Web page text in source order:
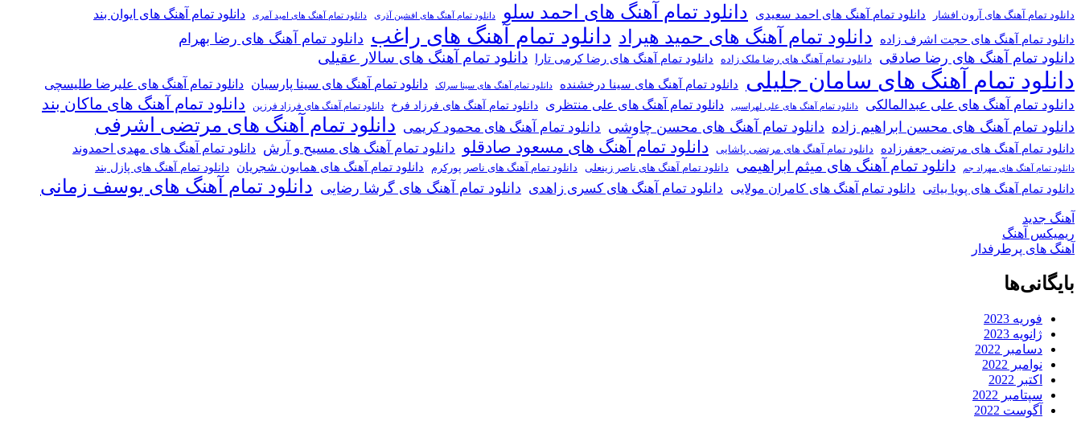
دانلود تمام آهنگ های آرون افشار دانلود تمام آهنگ های احمد سعیدی دانلود تمام آهنگ های احمد سلو دانلود تمام آهنگ های افشین آذری دانلود تمام آهنگ های امید آمری دانلود تمام آهنگ های ایوان بند
دانلود تمام آهنگ های حجت اشرف زاده دانلود تمام آهنگ های حمید هیراد دانلود تمام آهنگ های راغب دانلود تمام آهنگ های رضا بهرام
دانلود تمام آهنگ های رضا صادقی
دانلود تمام آهنگ های رضا ملک زاده دانلود تمام آهنگ های رضا کرمی تارا دانلود تمام آهنگ های سالار عقیلی
دانلود تمام آهنگ های سامان جلیلی دانلود تمام آهنگ های سینا درخشنده دانلود تمام آهنگ های سینا سرلک دانلود تمام آهنگ های سینا پارسیان دانلود تمام آهنگ های علیرضا طلیسچی
دانلود تمام آهنگ های علی عبدالمالکی دانلود تمام آهنگ های علی لهراسبی دانلود تمام آهنگ های علی منتظری دانلود تمام آهنگ های فرزاد فرخ دانلود تمام آهنگ های فرزاد فرزین دانلود تمام آهنگ های ماکان بند
دانلود تمام آهنگ های محسن ابراهیم زاده دانلود تمام آهنگ های محسن چاوشی دانلود تمام آهنگ های محمود کریمی دانلود تمام آهنگ های مرتضی اشرفی
دانلود تمام آهنگ های مرتضی جعفرزاده دانلود تمام آهنگ های مرتضی پاشایی دانلود تمام آهنگ های مسعود صادقلو دانلود تمام آهنگ های مسیح و آرش دانلود تمام آهنگ های مهدی احمدوند
دانلود تمام آهنگ های مهراد جم دانلود تمام آهنگ های میثم ابراهیمی دانلود تمام آهنگ های ناصر زینعلی دانلود تمام آهنگ های ناصر پورکرم دانلود تمام آهنگ های همایون شجریان دانلود تمام آهنگ های پازل بند
دانلود تمام آهنگ های پویا بیاتی دانلود تمام آهنگ های کامران مولایی دانلود تمام آهنگ های کسری زاهدی دانلود تمام آهنگ های گرشا رضایی دانلود تمام آهنگ های یوسف زمانی
آهنگ جدید
ریمیکس آهنگ
آهنگ های پرطرفدار
بایگانی‌ها
فوریه 2023
ژانویه 2023
دسامبر 2022
نوامبر 2022
اکتبر 2022
سپتامبر 2022
آگوست 2022